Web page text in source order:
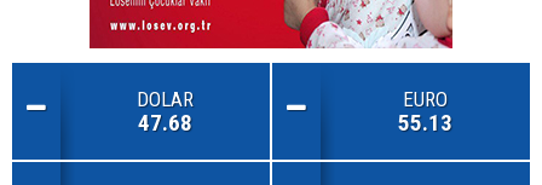
DOLAR
47.68
EURO
55.13